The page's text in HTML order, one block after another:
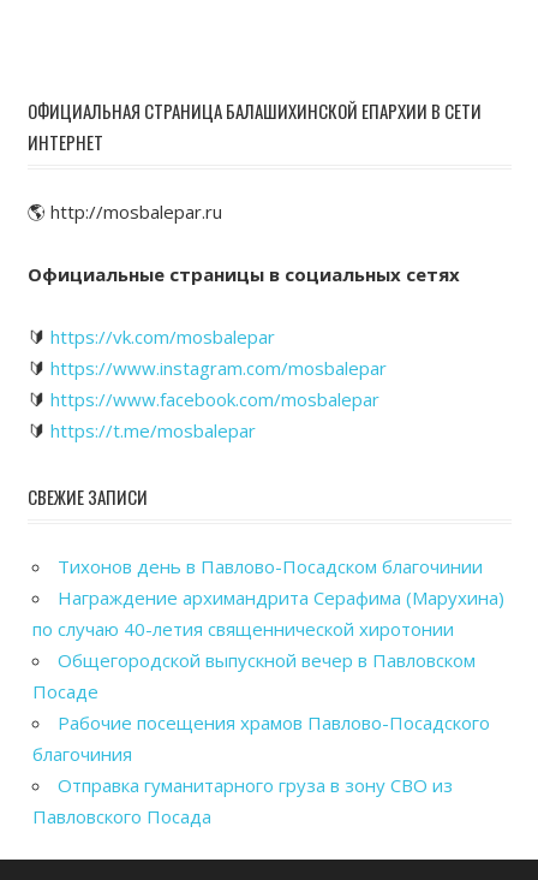
ОФИЦИАЛЬНАЯ СТРАНИЦА БАЛАШИХИНСКОЙ ЕПАРХИИ В СЕТИ
ИНТЕРНЕТ
🌎 http://mosbalepar.ru
Официальные страницы в социальных сетях
🔰 https://vk.com/mosbalepar
🔰 https://www.instagram.com/mosbalepar
🔰 https://www.facebook.com/mosbalepar
🔰 https://t.me/mosbalepar
СВЕЖИЕ ЗАПИСИ
Тихонов день в Павлово-Посадском благочинии
Награждение архимандрита Серафима (Марухина)
по случаю 40-летия священнической хиротонии
Общегородской выпускной вечер в Павловском
Посаде
Рабочие посещения храмов Павлово-Посадского
благочиния
Отправка гуманитарного груза в зону СВО из
Павловского Посада